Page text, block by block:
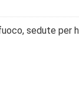
sedute